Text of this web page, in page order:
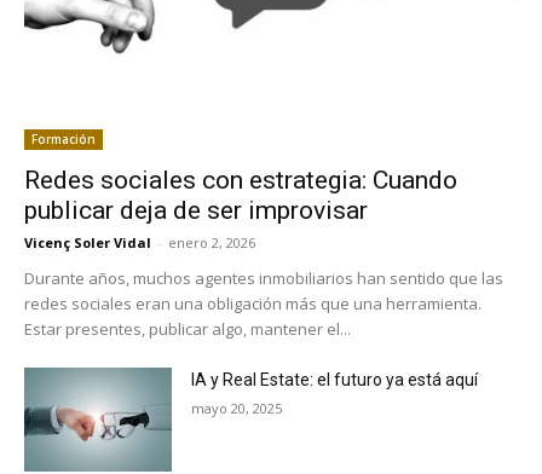
Formación
Redes sociales con estrategia: Cuando
publicar deja de ser improvisar
Vicenç Soler Vidal - enero 2, 2026
Durante años, muchos agentes inmobiliarios han sentido que las
redes sociales eran una obligación más que una herramienta.
Estar presentes, publicar algo, mantener el...
IA y Real Estate: el futuro ya está aquí
mayo 20, 2025